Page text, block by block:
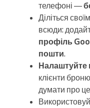
телефоні —
Діліться своїм
всюди:
профіль
пошти.
Налаштуйте
клієнти
думати про